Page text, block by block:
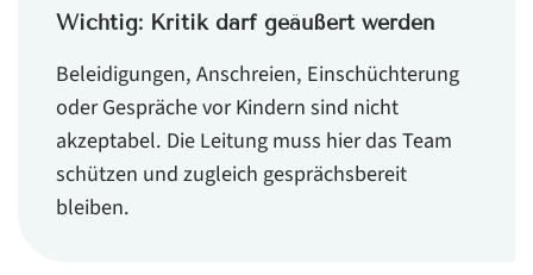
Wichtig: Kritik darf geäußert werden
Beleidigungen, Anschreien, Einschüchterung
oder Gespräche vor Kindern sind nicht
akzeptabel. Die Leitung muss hier das Team
schützen und zugleich gesprächsbereit
bleiben.